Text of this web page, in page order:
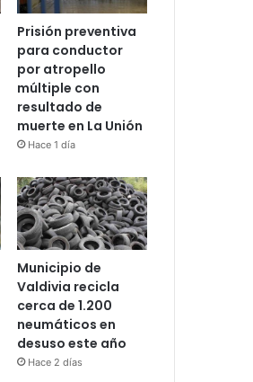
Prisión preventiva
para conductor
por atropello
múltiple con
resultado de
muerte en La Unión
Hace 1 día
Municipio de
Valdivia recicla
cerca de 1.200
neumáticos en
desuso este año
Hace 2 días